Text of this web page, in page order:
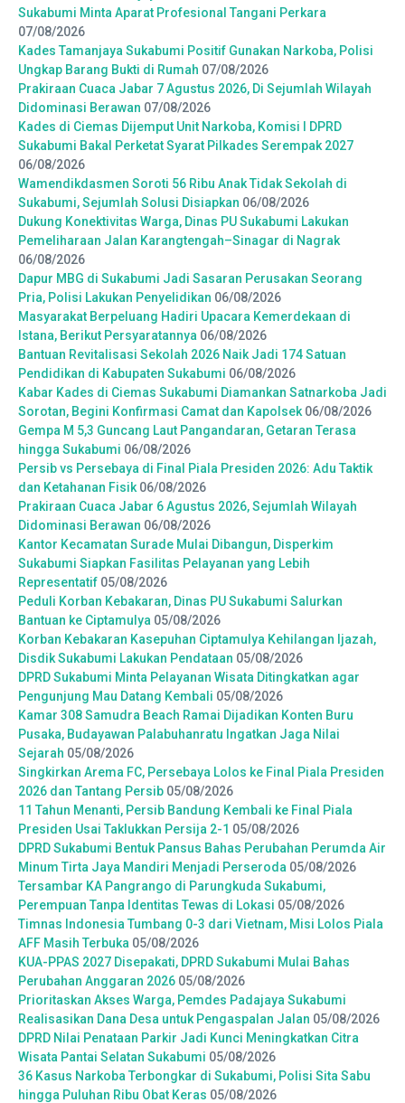
Sukabumi Minta Aparat Profesional Tangani Perkara
07/08/2026
Kades Tamanjaya Sukabumi Positif Gunakan Narkoba, Polisi
Ungkap Barang Bukti di Rumah 07/08/2026
Prakiraan Cuaca Jabar 7 Agustus 2026, Di Sejumlah Wilayah
Didominasi Berawan 07/08/2026
Kades di Ciemas Dijemput Unit Narkoba, Komisi I DPRD
Sukabumi Bakal Perketat Syarat Pilkades Serempak 2027
06/08/2026
Wamendikdasmen Soroti 56 Ribu Anak Tidak Sekolah di
Sukabumi, Sejumlah Solusi Disiapkan 06/08/2026
Dukung Konektivitas Warga, Dinas PU Sukabumi Lakukan
Pemeliharaan Jalan Karangtengah–Sinagar di Nagrak
06/08/2026
Dapur MBG di Sukabumi Jadi Sasaran Perusakan Seorang
Pria, Polisi Lakukan Penyelidikan 06/08/2026
Masyarakat Berpeluang Hadiri Upacara Kemerdekaan di
Istana, Berikut Persyaratannya 06/08/2026
Bantuan Revitalisasi Sekolah 2026 Naik Jadi 174 Satuan
Pendidikan di Kabupaten Sukabumi 06/08/2026
Kabar Kades di Ciemas Sukabumi Diamankan Satnarkoba Jadi
Sorotan, Begini Konfirmasi Camat dan Kapolsek 06/08/2026
Gempa M 5,3 Guncang Laut Pangandaran, Getaran Terasa
hingga Sukabumi 06/08/2026
Persib vs Persebaya di Final Piala Presiden 2026: Adu Taktik
dan Ketahanan Fisik 06/08/2026
Prakiraan Cuaca Jabar 6 Agustus 2026, Sejumlah Wilayah
Didominasi Berawan 06/08/2026
Kantor Kecamatan Surade Mulai Dibangun, Disperkim
Sukabumi Siapkan Fasilitas Pelayanan yang Lebih
Representatif 05/08/2026
Peduli Korban Kebakaran, Dinas PU Sukabumi Salurkan
Bantuan ke Ciptamulya 05/08/2026
Korban Kebakaran Kasepuhan Ciptamulya Kehilangan Ijazah,
Disdik Sukabumi Lakukan Pendataan 05/08/2026
DPRD Sukabumi Minta Pelayanan Wisata Ditingkatkan agar
Pengunjung Mau Datang Kembali 05/08/2026
Kamar 308 Samudra Beach Ramai Dijadikan Konten Buru
Pusaka, Budayawan Palabuhanratu Ingatkan Jaga Nilai
Sejarah 05/08/2026
Singkirkan Arema FC, Persebaya Lolos ke Final Piala Presiden
2026 dan Tantang Persib 05/08/2026
11 Tahun Menanti, Persib Bandung Kembali ke Final Piala
Presiden Usai Taklukkan Persija 2-1 05/08/2026
DPRD Sukabumi Bentuk Pansus Bahas Perubahan Perumda Air
Minum Tirta Jaya Mandiri Menjadi Perseroda 05/08/2026
Tersambar KA Pangrango di Parungkuda Sukabumi,
Perempuan Tanpa Identitas Tewas di Lokasi 05/08/2026
Timnas Indonesia Tumbang 0-3 dari Vietnam, Misi Lolos Piala
AFF Masih Terbuka 05/08/2026
KUA-PPAS 2027 Disepakati, DPRD Sukabumi Mulai Bahas
Perubahan Anggaran 2026 05/08/2026
Prioritaskan Akses Warga, Pemdes Padajaya Sukabumi
Realisasikan Dana Desa untuk Pengaspalan Jalan 05/08/2026
DPRD Nilai Penataan Parkir Jadi Kunci Meningkatkan Citra
Wisata Pantai Selatan Sukabumi 05/08/2026
36 Kasus Narkoba Terbongkar di Sukabumi, Polisi Sita Sabu
hingga Puluhan Ribu Obat Keras 05/08/2026